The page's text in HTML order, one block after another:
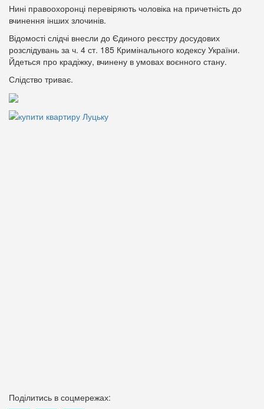
Нині правоохоронці перевіряють чоловіка на причетність до
вчинення інших злочинів.
Відомості слідчі внесли до Єдиного реєстру досудових
розслідувань за ч. 4 ст. 185 Кримінального кодексу України.
Йдеться про крадіжку, вчинену в умовах воєнного стану.
Слідство триває.
Поділитись в соцмережах: